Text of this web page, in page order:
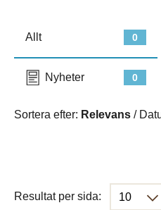
0
Allt
0
Nyheter
Sortera efter: Relevans /
Resultat per sida: